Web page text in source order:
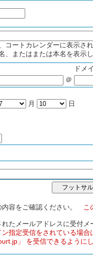
コートカレンダーに表示
、またはまたは本名を表示
ドメ
＠
月 日
内容をご確認ください。 こ
れたメールアドレスに受付
ン指定受信をされている場合
」 を受信できるように